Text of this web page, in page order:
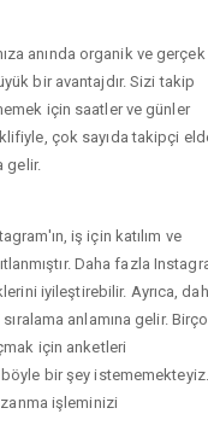
anında organik ve gerçek
bir avantajdır. Sizi takip
için saatler ve günler
çok sayıda takipçi
gelir.
iş için katılım ve
Daha fazla
iyileştirebilir. Ayrıca,
anlamına gelir.
için anketleri
bir şey istememekteyiz.
işleminizi